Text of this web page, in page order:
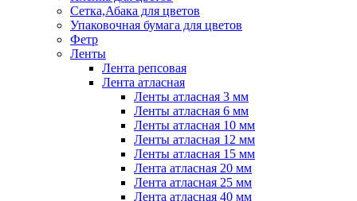
Сетка,Абака для цветов
Упаковочная бумага для цветов
Фетр
Ленты
Лента репсовая
Лента атласная
Ленты атласная 3 мм
Ленты атласная 6 мм
Ленты атласная 10 мм
Ленты атласная 12 мм
Ленты атласная 15 мм
Лента атласная 20 мм
Лента атласная 25 мм
Лента атласная 40 мм